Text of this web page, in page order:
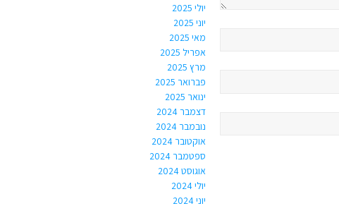
יולי 2025
יוני 2025
מאי 2025
אפריל 2025
מרץ 2025
פברואר 2025
ינואר 2025
דצמבר 2024
נובמבר 2024
אוקטובר 2024
ספטמבר 2024
אוגוסט 2024
יולי 2024
יוני 2024